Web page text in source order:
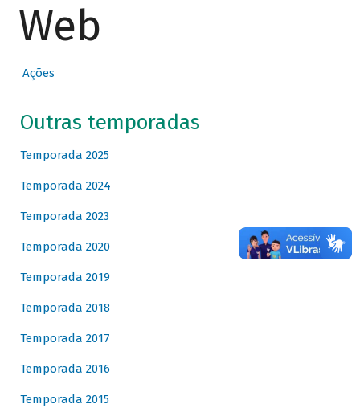
Web
Ações
Outras temporadas
Temporada 2025
Temporada 2024
Temporada 2023
Temporada 2020
Temporada 2019
Temporada 2018
Temporada 2017
Temporada 2016
Temporada 2015